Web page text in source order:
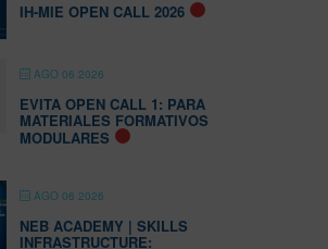
IH-MIE OPEN CALL 2026
AGO 06 2026
EVITA OPEN CALL 1: PARA
MATERIALES FORMATIVOS
MODULARES
AGO 06 2026
NEB ACADEMY | SKILLS
INFRASTRUCTURE: